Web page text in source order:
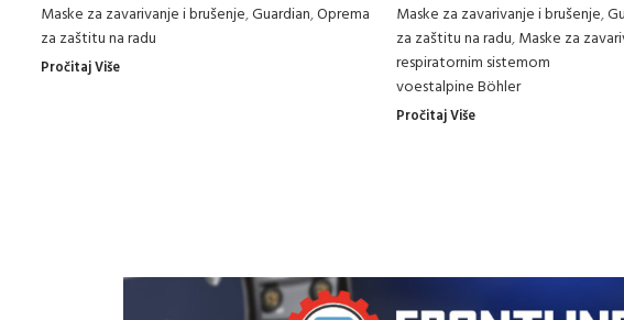
Maske za zavarivanje i brušenje,Guardian,Oprema
za zaštitu na radu
Pročitaj Više
Maske za zavarivanje i brušenje,
za zaštitu na radu,Maske za
respiratornim sistemom
voestalpine Böhler
Pročitaj Više